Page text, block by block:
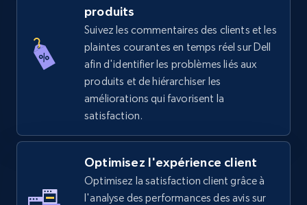
by keywords search
URL, Title, Available, Description, Currency, Initial
price, Final price, Discount percent, and more.
667+ Commencer
URL, Title, Available, Description, Currency, Initial
price, Final price, Discount percent, and more.
produits
Suivez les commentaires des clients et les
plaintes courantes en temps réel sur Dell
afin d'identifier les problèmes liés aux
produits et de hiérarchiser les
améliorations qui favorisent la
satisfaction.
Optimisez l'expérience client
Optimisez la satisfaction client grâce à
l'analyse des performances des avis sur